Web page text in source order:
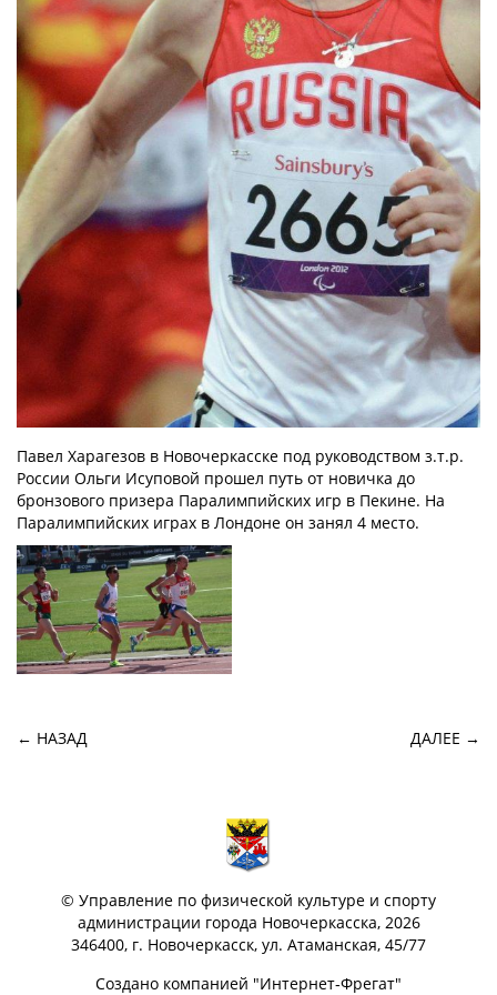
КОНТАКТЫ
Павел Харагезов в Новочеркасске под руководством з.т.р.
России Ольги Исуповой прошел путь от новичка до
бронзового призера Паралимпийских игр в Пекине. На
Паралимпийских играх в Лондоне он занял 4 место.
← НАЗАД ДАЛЕЕ →
© Управление по физической культуре и спорту
администрации города Новочеркасска, 2026
346400, г. Новочеркасск, ул. Атаманская, 45/77
Создано компанией "Интернет‑Фрегат"